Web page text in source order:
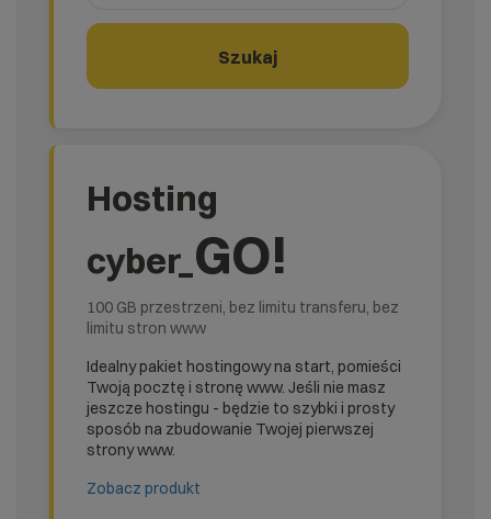
Szukaj
Hosting
cyber_ GO!
100 GB przestrzeni, bez limitu transferu, bez
limitu stron www
Idealny pakiet hostingowy na start, pomieści
Twoją pocztę i stronę www. Jeśli nie masz
jeszcze hostingu - będzie to szybki i prosty
sposób na zbudowanie Twojej pierwszej
strony www.
Zobacz produkt